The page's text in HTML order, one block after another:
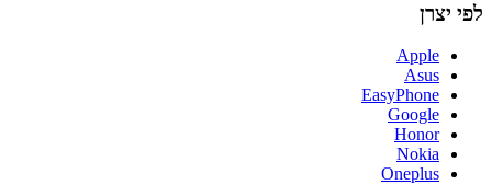
לפי יצרן
Apple
Asus
EasyPhone
Google
Honor
Nokia
Oneplus